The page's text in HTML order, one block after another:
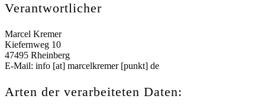
Verantwortlicher
Marcel Kremer
Kiefernweg 10
47495 Rheinberg
E-Mail: info [at] marcelkremer [punkt] de
Arten der verarbeiteten Daten: